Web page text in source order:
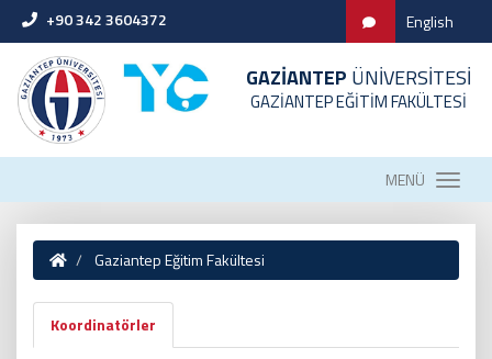
+90 342 3604372 English
GAZİANTEP ÜNİVERSİTESİ
GAZİANTEP EĞİTİM FAKÜLTESİ
MENÜ
Gaziantep Eğitim Fakültesi
Koordinatörler